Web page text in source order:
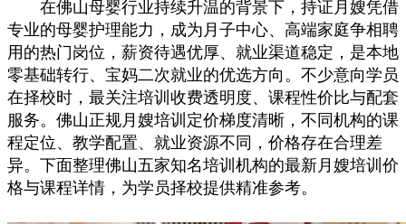
在佛山母婴行业持续升温的背景下，持证月嫂凭借
专业的母婴护理能力，成为月子中心、高端家庭争相聘
用的热门岗位，薪资待遇优厚、就业渠道稳定，是本地
零基础转行、宝妈二次就业的优选方向。不少意向学员
在择校时，最关注培训收费透明度、课程性价比与配套
服务。佛山正规月嫂培训定价梯度清晰，不同机构的课
程定位、教学配置、就业资源不同，价格存在合理差
异。下面整理佛山五家知名培训机构的最新月嫂培训价
格与课程详情，为学员择校提供精准参考。